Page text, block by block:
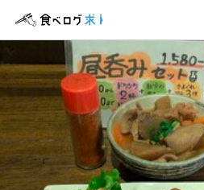
ログイン・無料
食べログ求人TOP
求人検索
アルバイト・パート なんぶ酒場
ホールスタッフ・サ
ホールスタッフ・サービス
時給1,100円〜1,375円
応募